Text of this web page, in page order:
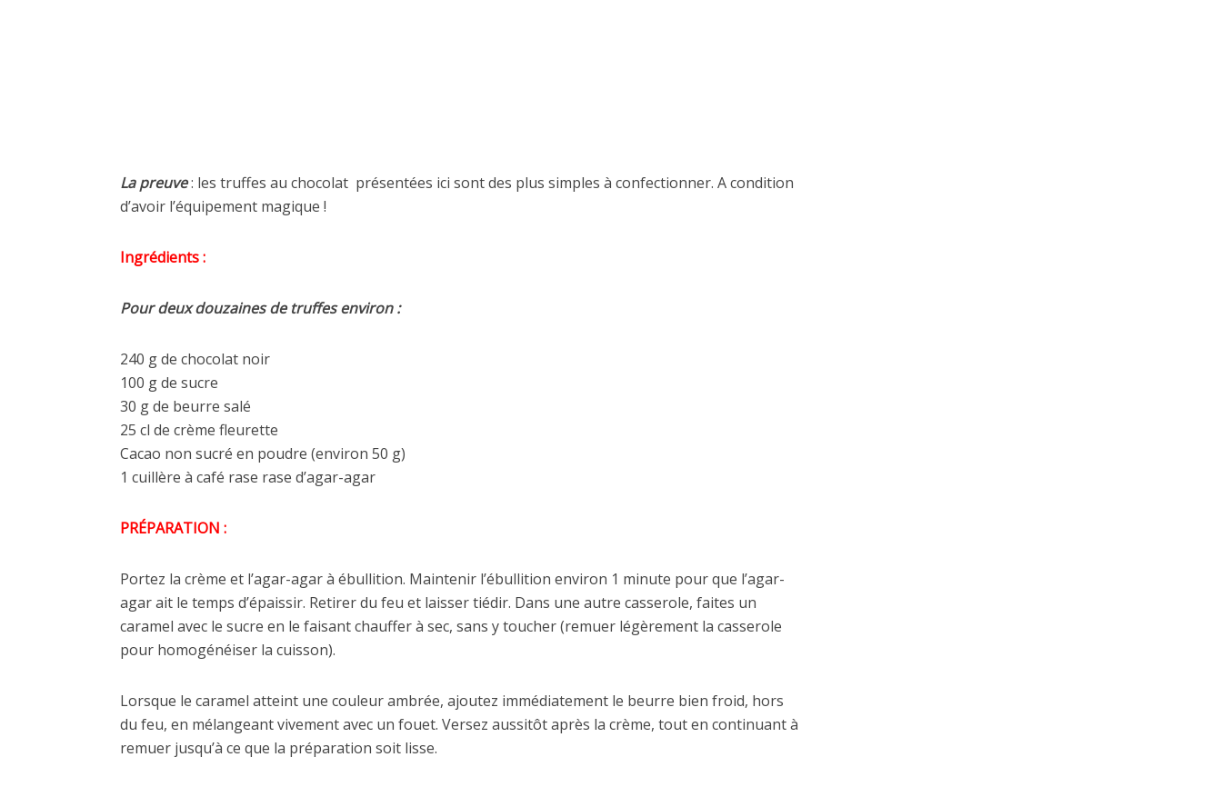
La preuve: les truffes au chocolat présentées ici sont des plus simples à confectionner. A condition
d’avoir l’équipement magique !
Ingrédients :
Pour deux douzaines de truffes environ :
240 g de chocolat noir
100 g de sucre
30 g de beurre salé
25 cl de crème fleurette
Cacao non sucré en poudre (environ 50 g)
1 cuillère à café rase rase d’agar-agar
PRÉPARATION :
Portez la crème et l’agar-agar à ébullition. Maintenir l’ébullition environ 1 minute pour que l’agar-
agar ait le temps d’épaissir. Retirer du feu et laisser tiédir. Dans une autre casserole, faites un
caramel avec le sucre en le faisant chauffer à sec, sans y toucher (remuer légèrement la casserole
pour homogénéiser la cuisson).
Lorsque le caramel atteint une couleur ambrée, ajoutez immédiatement le beurre bien froid, hors
du feu, en mélangeant vivement avec un fouet. Versez aussitôt après la crème, tout en continuant à
remuer jusqu’à ce que la préparation soit lisse.